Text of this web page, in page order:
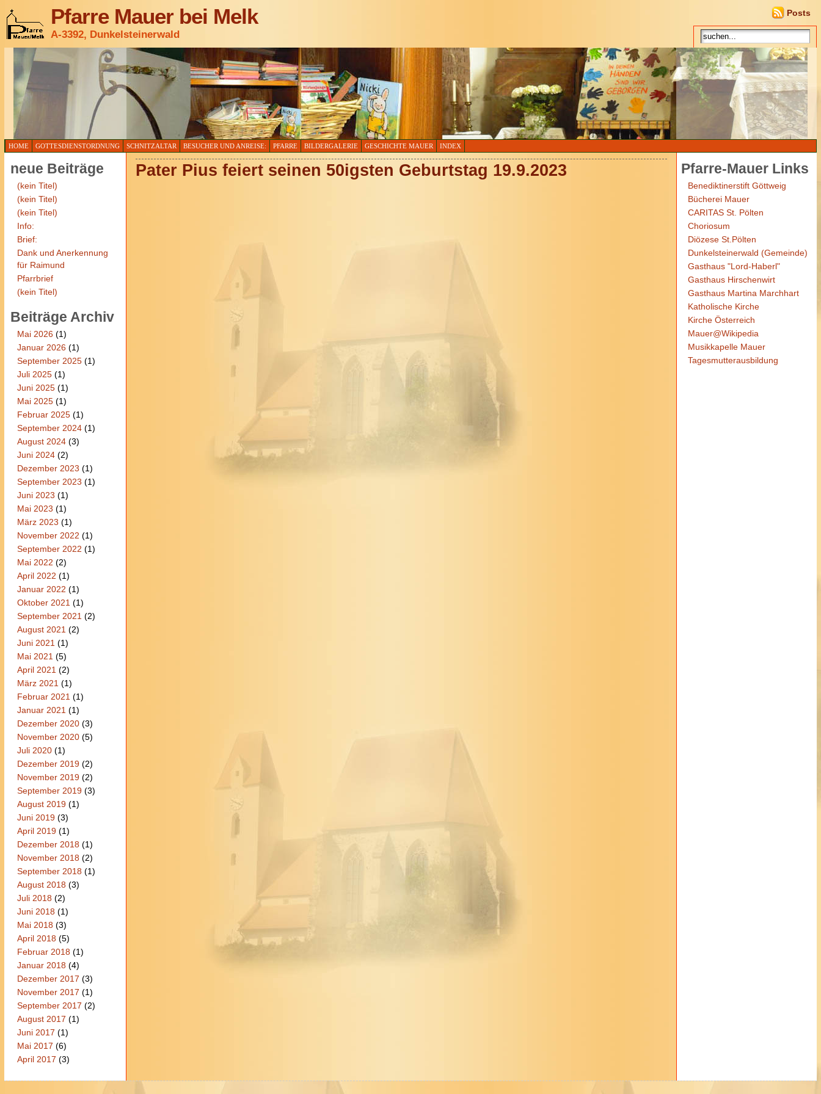
Pfarre Mauer bei Melk
A-3392, Dunkelsteinerwald
Posts
HOME GOTTESDIENSTORDNUNG SCHNITZALTAR BESUCHER UND ANREISE: PFARRE BILDERGALERIE GESCHICHTE MAUER INDEX
neue Beiträge
(kein Titel)
(kein Titel)
(kein Titel)
Info:
Brief:
Dank und Anerkennung
für Raimund
Pfarrbrief
(kein Titel)
Beiträge Archiv
Mai 2026(1)
Januar 2026(1)
September 2025(1)
Juli 2025(1)
Juni 2025(1)
Mai 2025(1)
Februar 2025(1)
September 2024(1)
August 2024(3)
Juni 2024(2)
Dezember 2023 (1)
September 2023 (1)
Juni 2023 (1)
Mai 2023 (1)
März 2023 (1)
November 2022 (1)
September 2022 (1)
Mai 2022 (2)
April 2022 (1)
Januar 2022 (1)
Oktober 2021 (1)
September 2021 (2)
August 2021 (2)
Juni 2021 (1)
Mai 2021 (5)
April 2021 (2)
März 2021 (1)
Februar 2021 (1)
Januar 2021 (1)
Dezember 2020(3)
November 2020(5)
Juli 2020(1)
Dezember 2019(2)
November 2019(2)
September 2019(3)
August 2019(1)
Juni 2019(3)
April 2019(1)
Dezember 2018(1)
November 2018(2)
September 2018(1)
August 2018(3)
Juli 2018(2)
Juni 2018(1)
Mai 2018(3)
April 2018(5)
Februar 2018(1)
Januar 2018(4)
Dezember 2017 (3)
November 2017 (1)
September 2017 (2)
August 2017 (1)
Juni 2017 (1)
Mai 2017 (6)
April 2017 (3)
Pater Pius feiert seinen 50igsten Geburtstag 19.9.2023 Pfarre-Mauer Links
Benediktinerstift Göttweig
Bücherei Mauer
CARITAS St. Pölten
Choriosum
Diözese St.Pölten
Dunkelsteinerwald (Gemeinde)
Gasthaus "Lord-Haberl"
Gasthaus Hirschenwirt
Gasthaus Martina Marchhart
Katholische Kirche
Kirche Österreich
Mauer@Wikipedia
Musikkapelle Mauer
Tagesmutterausbildung